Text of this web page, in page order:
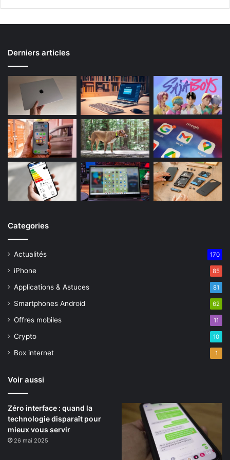
Derniers articles
Categories
Actualités 170
iPhone 85
Applications & Astuces 81
Smartphones Android 62
Offres mobiles 11
Crypto 10
Box internet 1
Voir aussi
Zéro interface : quand la
technologie disparaît pour
mieux vous servir
26 mai 2025